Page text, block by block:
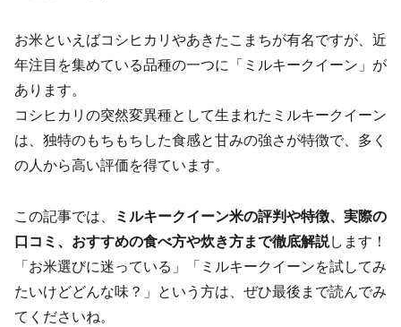
お米といえばコシヒカリやあきたこまちが有名ですが、近
年注目を集めている品種の一つに「ミルキークイーン」が
あります。
コシヒカリの突然変異種として生まれたミルキークイーン
は、独特のもちもちした食感と甘みの強さが特徴で、多く
の人から高い評価を得ています。
この記事では、
ミルキークイーン米の評判や特徴、実際の
口コミ、おすすめの食べ方や炊き方まで徹底解説します！
「お米選びに迷っている」「ミルキークイーンを試してみ
たいけどどんな味？」という方は、ぜひ最後まで読んでみ
てくださいね。